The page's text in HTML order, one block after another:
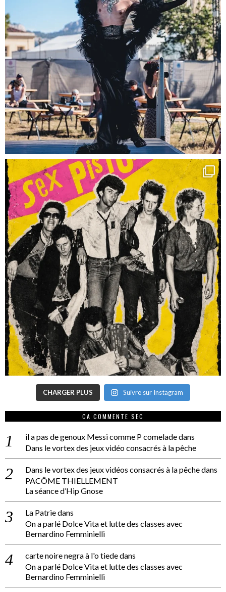
CHARGER PLUS Suivre sur Instagram
CA COMMENTE SEC
il a pas de genoux Messi comme P comeladedans
Dans le vortex des jeux vidéo consacrés à la pêche
Dans le vortex des jeux vidéos consacrés à la pêchedans
PACÔME THIELLEMENT
La séance d’Hip Gnose
La Patriedans
On a parlé Dolce Vita et lutte des classes avec
Bernardino Femminielli
carte noire negra à l'o tiededans
On a parlé Dolce Vita et lutte des classes avec
Bernardino Femminielli